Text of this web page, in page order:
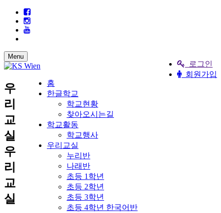
로그인
회원가입
Menu
홈
한글학교
학교현황
찾아오시는길
학교활동
학교행사
우리교실
누리반
나래반
초등 1학년
초등 2학년
초등 3학년
초등 4학년 한국어반
우
리
교
실
우
리
교
실